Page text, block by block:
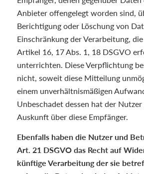
Anbieter offengelegt worden sind,
Berichtigung oder Löschung von
Einschränkung der Verarbeitung,
Artikel 16, 17 Abs. 1, 18 DSGVO
unterrichten. Diese Verpflichtung
nicht, soweit diese Mitteilung
einem unverhältnismäßigen
Unbeschadet dessen hat der
Auskunft über diese Empfänger.
Ebenfalls haben die Nutzer und
Art. 21 DSGVO das Recht auf
künftige Verarbeitung der sie